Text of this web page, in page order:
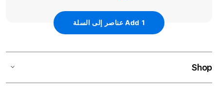
Add 1 عناصر إلى السلة
Shop